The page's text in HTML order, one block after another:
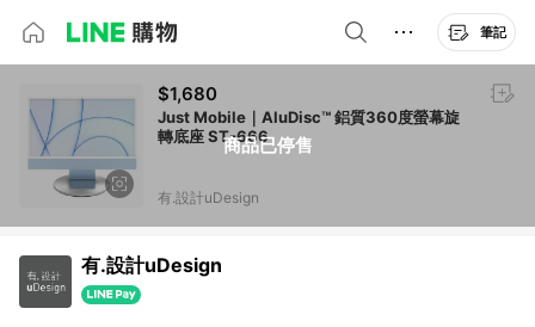
筆記
商品已停售
$1,680
Just Mobile｜AluDisc™ 鋁質360度螢幕旋
轉底座 ST-666
有.設計uDesign
有.設計uDesign